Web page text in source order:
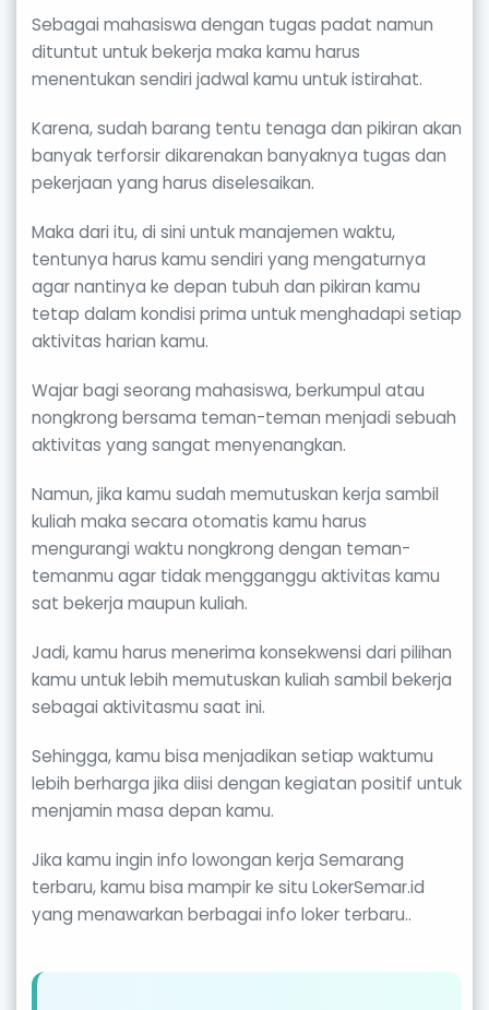
Sebagai mahasiswa dengan tugas padat namun
dituntut untuk bekerja maka kamu harus
menentukan sendiri jadwal kamu untuk istirahat.
Karena, sudah barang tentu tenaga dan pikiran akan
banyak terforsir dikarenakan banyaknya tugas dan
pekerjaan yang harus diselesaikan.
Maka dari itu, di sini untuk manajemen waktu,
tentunya harus kamu sendiri yang mengaturnya
agar nantinya ke depan tubuh dan pikiran kamu
tetap dalam kondisi prima untuk menghadapi setiap
aktivitas harian kamu.
Wajar bagi seorang mahasiswa, berkumpul atau
nongkrong bersama teman-teman menjadi sebuah
aktivitas yang sangat menyenangkan.
Namun, jika kamu sudah memutuskan kerja sambil
kuliah maka secara otomatis kamu harus
mengurangi waktu nongkrong dengan teman-
temanmu agar tidak mengganggu aktivitas kamu
sat bekerja maupun kuliah.
Jadi, kamu harus menerima konsekwensi dari pilihan
kamu untuk lebih memutuskan kuliah sambil bekerja
sebagai aktivitasmu saat ini.
Sehingga, kamu bisa menjadikan setiap waktumu
lebih berharga jika diisi dengan kegiatan positif untuk
menjamin masa depan kamu.
Jika kamu ingin info lowongan kerja Semarang
terbaru, kamu bisa mampir ke situ LokerSemar.id
yang menawarkan berbagai info loker terbaru..